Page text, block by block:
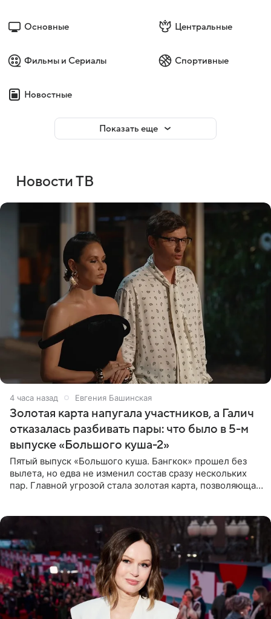
Основные Центральные
Фильмы и Сериалы Спортивные
Новостные
Показать еще
Новости ТВ
4 часа назад Евгения Башинская
Золотая карта напугала участников, а Галич
отказалась разбивать пары: что было в 5-м
выпуске «Большого куша-2»
Пятый выпуск «Большого куша. Бангкок» прошел без
вылета, но едва не изменил состав сразу нескольких
пар. Главной угрозой стала золотая карта, позволяющая